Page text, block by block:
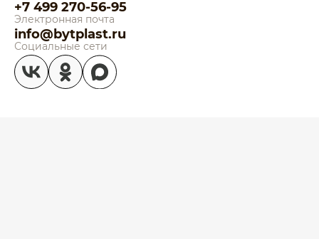
+7 499 270-56-95
Электронная почта
info@bytplast.ru
Социальные сети